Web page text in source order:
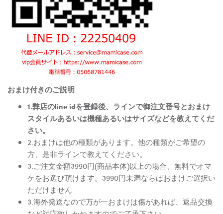
おまけ付きのご説明
1.弊店のline idを登録後、ラインで御注文番号とおまけ
スタイルあるいは機種あるいはサイズなどを教えてくだ
さい。
2.おまけは他の種類があります。他の種類がご希望の
方、是非ラインで教えてください。
3.ご注文金額3990円(商品本体)以上の場合、無料でオマ
ケをお選び頂けます。3990円未満ならばおまけご選択い
ただけません
3.海外発送なので万が一おまけは傷があれば、返品交換